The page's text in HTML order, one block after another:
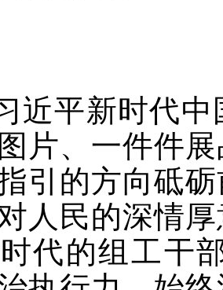
近平新时代
片、一件件
引的方向砥
人民的深情
代的组工干